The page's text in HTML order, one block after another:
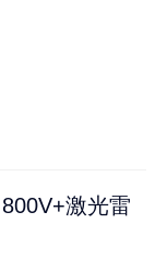
激光雷